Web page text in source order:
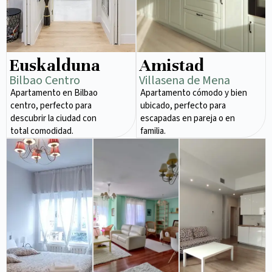
Euskalduna
Bilbao Centro
Apartamento en Bilbao
centro, perfecto para
descubrir la ciudad con
total comodidad.
Amistad
Villasena de Mena
Apartamento cómodo y bien
ubicado, perfecto para
escapadas en pareja o en
familia.